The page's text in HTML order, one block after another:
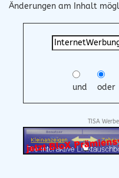
Änderungen am Inhalt
und oder
TISA